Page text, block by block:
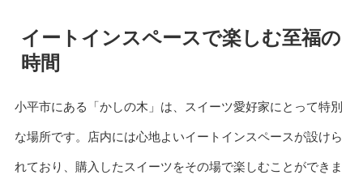
イートインスペースで楽しむ至福の
時間
小平市にある「かしの木」は、スイーツ愛好家にとって特別
な場所です。店内には心地よいイートインスペースが設けら
れており、購入したスイーツをその場で楽しむことができま